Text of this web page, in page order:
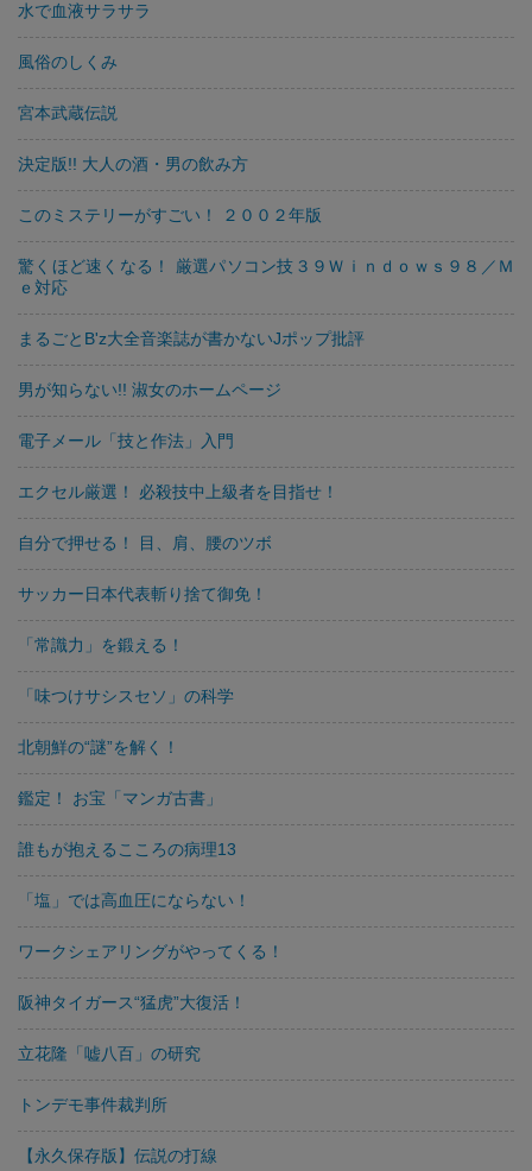
水で血液サラサラ
風俗のしくみ
宮本武蔵伝説
決定版!! 大人の酒・男の飲み方
このミステリーがすごい！ ２００２年版
驚くほど速くなる！ 厳選パソコン技３９Ｗｉｎｄｏｗｓ９８／Ｍ
ｅ対応
まるごとB'z大全音楽誌が書かないJポップ批評
男が知らない!! 淑女のホームページ
電子メール「技と作法」入門
エクセル厳選！ 必殺技中上級者を目指せ！
自分で押せる！ 目、肩、腰のツボ
サッカー日本代表斬り捨て御免！
「常識力」を鍛える！
「味つけサシスセソ」の科学
北朝鮮の“謎”を解く！
鑑定！ お宝「マンガ古書」
誰もが抱えるこころの病理13
「塩」では高血圧にならない！
ワークシェアリングがやってくる！
阪神タイガース“猛虎”大復活！
立花隆「嘘八百」の研究
トンデモ事件裁判所
【永久保存版】伝説の打線